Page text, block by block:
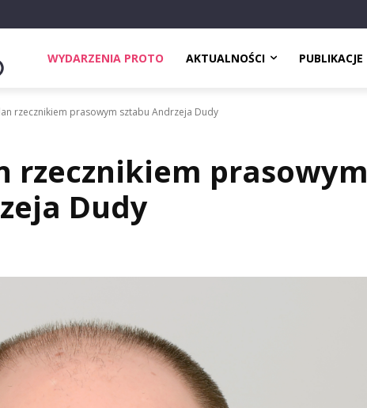
WYDARZENIA PROTO AKTUALNOŚCI PUBLIKACJE
rzecznikiem prasowym sztabu Andrzeja Dudy
rzecznikiem prasowym
Dudy